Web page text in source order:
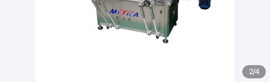
2/4